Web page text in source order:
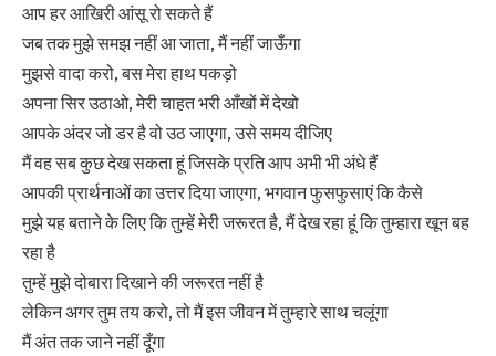
आप हर आखिरी आंसू रो सकते हैं
जब तक मुझे समझ नहीं आ जाता, मैं नहीं जाऊँगा
मुझसे वादा करो, बस मेरा हाथ पकड़ो
अपना सिर उठाओ, मेरी चाहत भरी आँखों में देखो
आपके अंदर जो डर है वो उठ जाएगा, उसे समय दीजिए
मैं वह सब कुछ देख सकता हूं जिसके प्रति आप अभी भी अंधे हैं
आपकी प्रार्थनाओं का उत्तर दिया जाएगा, भगवान फुसफुसाएं कि कैसे
मुझे यह बताने के लिए कि तुम्हें मेरी जरूरत है, मैं देख रहा हूं कि तुम्हारा खून बह
रहा है
तुम्हें मुझे दोबारा दिखाने की जरूरत नहीं है
लेकिन अगर तुम तय करो, तो मैं इस जीवन में तुम्हारे साथ चलूंगा
मैं अंत तक जाने नहीं दूँगा